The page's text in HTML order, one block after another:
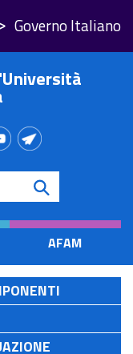
Governo Italiano
AFAM